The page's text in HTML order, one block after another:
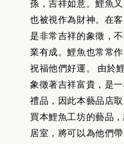
孫，吉祥如意。鯉魚
也被視作為財神。在
是非常吉祥的象徵，
業有成。鯉魚也常常
祝福他們好運。 由於
象徵著吉祥富貴，是
禮品，因此本藝品店
買本鯉魚工坊的藝品
居室，將可以為他們